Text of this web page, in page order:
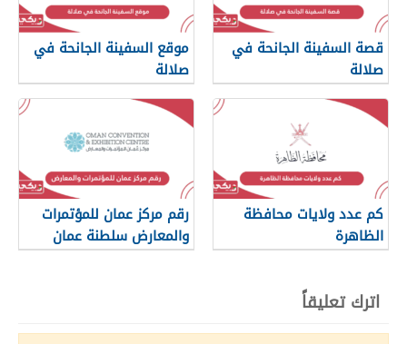
قصة السفينة الجانحة في
صلالة
موقع السفينة الجانحة في
صلالة
كم عدد ولايات محافظة
الظاهرة
رقم مركز عمان للمؤتمرات
والمعارض سلطنة عمان
اترك تعليقاً